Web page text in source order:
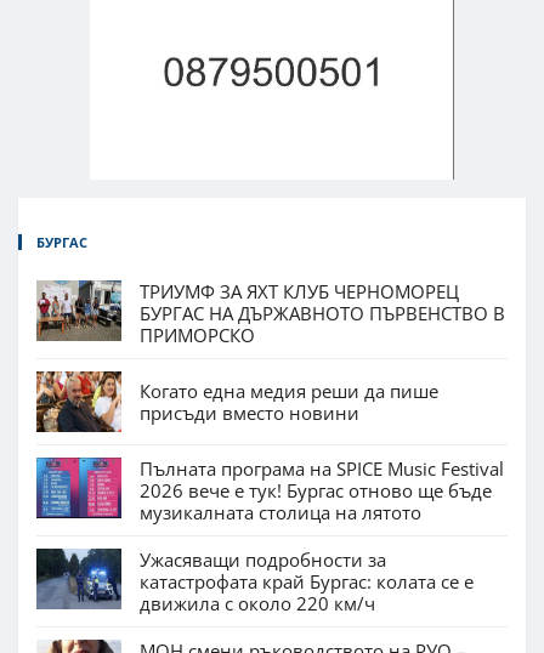
БУРГАС
ТРИУМФ ЗА ЯХТ КЛУБ ЧЕРНОМОРЕЦ
БУРГАС НА ДЪРЖАВНОТО ПЪРВЕНСТВО В
ПРИМОРСКО
Когато една медия реши да пише
присъди вместо новини
Пълната програма на SPICE Music Festival
2026 вече е тук! Бургас отново ще бъде
музикалната столица на лятото
Ужасяващи подробности за
катастрофата край Бургас: колата се е
движила с около 220 км/ч